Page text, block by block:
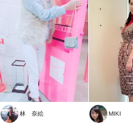
林 奈絵 MIKI